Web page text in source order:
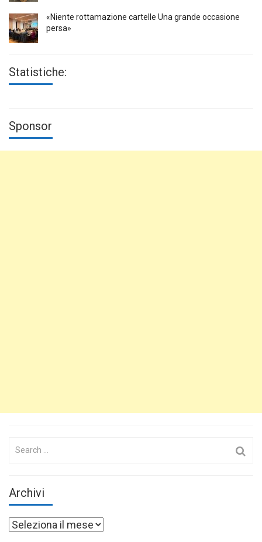
«Niente rottamazione cartelle Una grande occasione
persa»
Statistiche:
Sponsor
Search
Archivi
Archivi